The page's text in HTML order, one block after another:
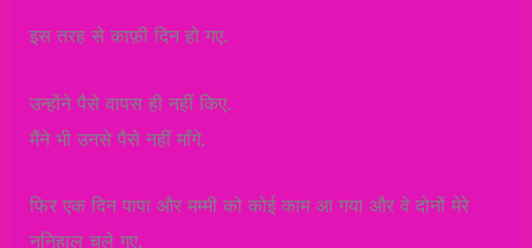
इस तरह से काफ़ी दिन हो गए.
उन्होंने पैसे वापस ही नहीं किए.
मैंने भी उनसे पैसे नहीं माँगे.
फिर एक दिन पापा और मम्मी को कोई काम आ गया और वे दोनों मेरे
ननिहाल चले गए.